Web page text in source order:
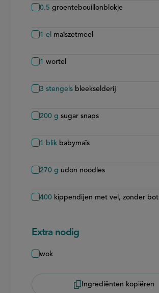
0.5 groentebouillonblokje
1 el maïszetmeel
1 wortel
3 stengels bleekselderij
200 g sugar snaps
1 blik babymaïs
270 g udon noodles
400 kippendijen met vel, zonder bot
Extra nodig
wok
Ingrediënten kopiëren